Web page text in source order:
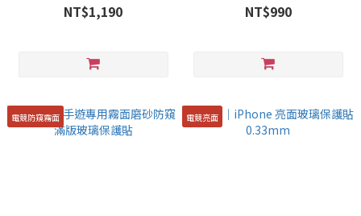
NT$1,190 NT$990
電競防窺霧面 電競亮面